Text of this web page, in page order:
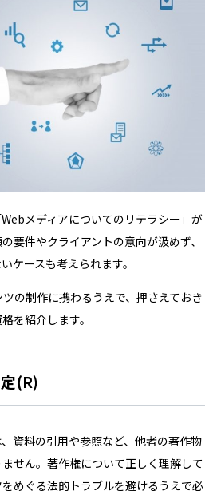
メディアについてのリテラシー」が
要件やクライアントの意向が汲めず、
ケースも考えられます。
の制作に携わるうえで、押さえておき
を紹介します。
(R)
資料の引用や参照など、他者の著作物
せん。著作権について正しく理解して
めぐる法的トラブルを避けるうえで必